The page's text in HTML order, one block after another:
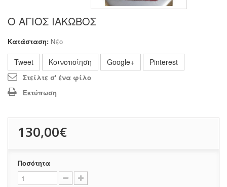
Ο ΑΓΙΟΣ ΙΑΚΩΒΟΣ
Κατάσταση: Νέο
Tweet Κοινοποίηση Google+ Pinterest
Στείλτε σ' ένα φίλο
Εκτύπωση
130,00€
Ποσότητα